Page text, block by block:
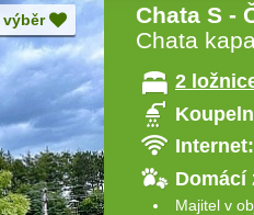
výběr
Chata S -
Chata
2
Internet:
Domácí
Majitel v